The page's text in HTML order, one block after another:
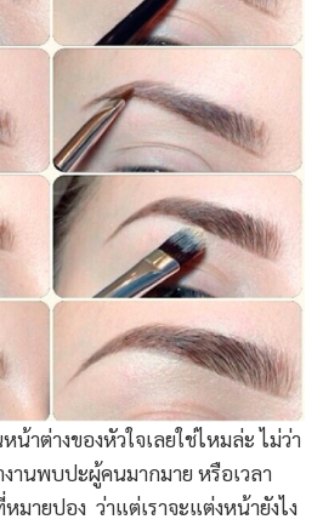
น้าต่างของหัวใจเลยใช่ไหมล่ะ ไม่ว่า
านพบปะผู้คนมากมาย หรือเวลา
มายปอง ว่าแต่เราจะแต่งหน้ายังไง